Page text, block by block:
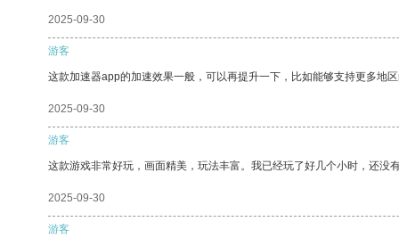
2025-09-30
游客
这款加速器app的加速效果一般，可以再提升一下，比如能够支持更多地
2025-09-30
游客
这款游戏非常好玩，画面精美，玩法丰富。我已经玩了好几个小时，还没
2025-09-30
游客